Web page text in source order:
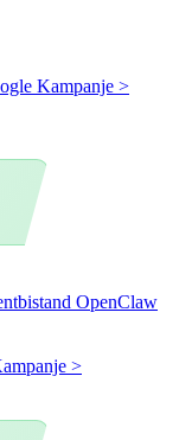
Kampanje >
OpenClaw
>